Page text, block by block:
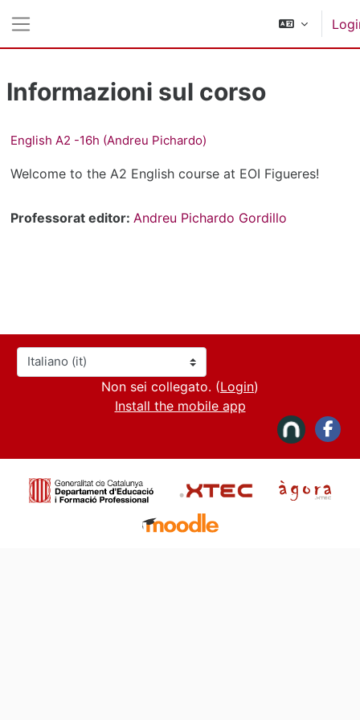
Informazioni sul corso
English A2 -16h (Andreu Pichardo)
Welcome to the A2 English course at EOI Figueres!
Professorat editor: Andreu Pichardo Gordillo
Lingua
Non sei collegato. (Login)
Install the mobile app